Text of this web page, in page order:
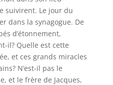
suivirent. Le jour du
dans la synagogue. De
d’étonnement,
il? Quelle est cette
et ces grands miracles
N’est-il pas le
et le frère de Jacques,